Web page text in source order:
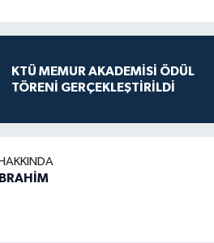
KTÜ MEMUR AKADEMİSİ ÖDÜL
TÖRENİ GERÇEKLEŞTİRİLDİ